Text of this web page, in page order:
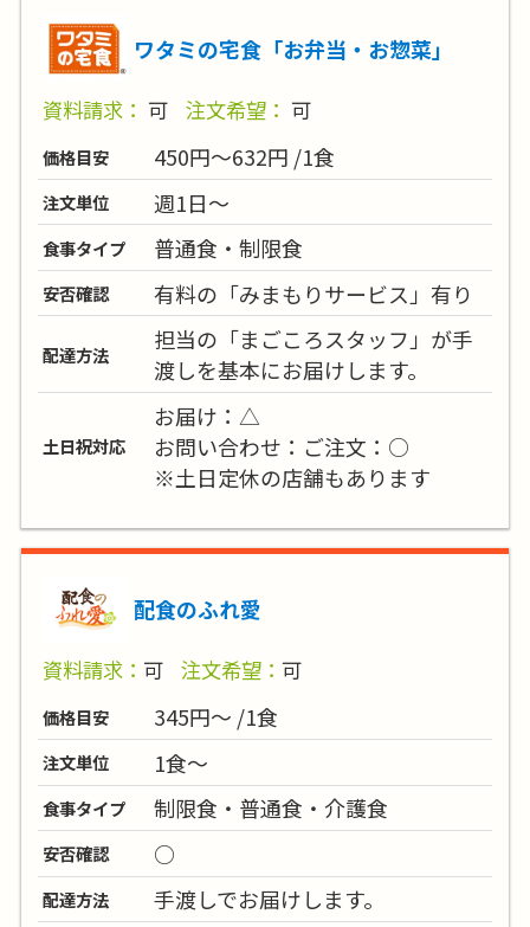
ワタミの宅食「お弁当・お惣菜」
資料請求： 可 注文希望： 可
価格目安 450円～632円 /1食
注文単位 週1日～
食事タイプ 普通食・制限食
安否確認 有料の「みまもりサービス」有り
配達方法
担当の「まごころスタッフ」が手
渡しを基本にお届けします。
土日祝対応
お届け：△
お問い合わせ：ご注文：○
※土日定休の店舗もあります
配食のふれ愛
資料請求： 可 注文希望： 可
価格目安 345円～ /1食
注文単位 1食～
食事タイプ 制限食・普通食・介護食
安否確認 ○
配達方法 手渡しでお届けします。